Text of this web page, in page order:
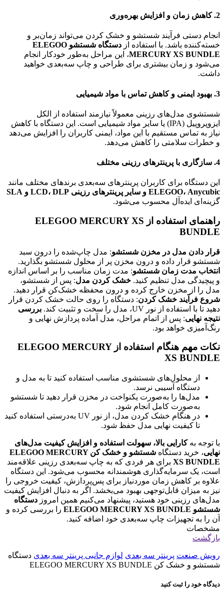
2. کاهش زمان و افزایش بهره‌وری
انجام دستی فرآیند شستشو و خشک کردن می‌تواند زمان‌بر و
خسته‌کننده باشد. با استفاده از
دستگاه شستشو ELEGOO
MERCURY XS BUNDLE، این مراحل به‌طور خودکار انجام
می‌شود و زمان بیشتری برای طراحی و چاپ سه‌بعدی خواهید
داشت.
3. بهبود ایمنی و کاهش تماس با مواد شیمیایی
شستشوی مدل‌های رزینی معمولاً نیازمند استفاده از الکل
ایزوپروپیل (IPA) یا سایر مواد شیمیایی است. این دستگاه با کاهش
نیاز به تماس مستقیم با این مواد، ایمنی کاربران را افزایش می‌دهد
و خطرات سلامتی را کاهش می‌دهد.
4. سازگاری با پرینترهای رزینی مختلف
این دستگاه برای کاربران پرینترهای سه‌بعدی برندهای مختلف مانند
ELEGOO، Anycubic و سایر پرینترهای رزینی LCD، DLP و SLA
گزینه‌ای ایده‌آل محسوب می‌شود.
راهنمای استفاده از ELEGOO MERCURY XS
BUNDLE
قرار دادن مدل در مخزن شستشو: مدل چاپ‌شده را درون سبد
شستشو قرار داده و درون مخزن پر از محلول شستشو بگذارید.
انتخاب مدت زمان شستشو: مدت زمان مناسب را بر اساس اندازه
و پیچیدگی مدل تنظیم کنید. خشک کردن مدل: پس از شستشو،
مدل را از مخزن خارج کرده و درون محفظه خشک‌کن قرار دهید.
شروع فرآیند خشک کردن: دستگاه را روی حالت خشک کردن قرار
دهید تا با استفاده از نور UV، مدل را سخت و تثبیت کند.
بررسی
نتیجه نهایی: پس از اتمام مراحل، مدل آماده پردازش نهایی و
رنگ‌آمیزی خواهد بود.
نکات مهم هنگام استفاده از ELEGOO MERCURY
XS BUNDLE
از محلول‌های شستشوی مناسب استفاده کنید تا به مدل و
دستگاه آسیبی نرسد.
مدل‌ها را به‌صورت یکنواخت در مخزن قرار دهید تا شستشو
به‌صورت کامل انجام شود.
در هنگام خشک کردن مدل، از نور UV به‌درستی استفاده کنید
تا کیفیت نهایی مدل حفظ شود.
با توجه بهکارایی بالا، سهولت استفاده و افزایش کیفیت مدل‌های
نهایی، خرید دستگاه
شستشو و خشک کن ELEGOO MERCURY
XS BUNDLE برای هر فردی که به چاپ سه‌بعدی رزینی علاقه‌مند
است، یک سرمایه‌گذاری هوشمندانه محسوب می‌شود. این دستگاه
علاوه بر کاهش زمان موردنیاز برای پس‌پردازش، کیفیت خروجی را
نیز به میزان قابل‌توجهی بهبود می‌بخشد. اگر به دنبال افزایش کیفیت
مدل‌های رزینی خود هستید، پیشنهاد می‌کنیم همین امروز دستگاه
شستشو ELEGOO MERCURY XS BUNDLE
را بررسی کرده و
آن را به تجهیزات چاپ سه‌بعدی خود اضافه کنید.
مشخصات
بازگشت
رویش صنعت پرینتر سه بعدی لوازم جانبی پرینتر سه بعدی دستگاه
شستشو و خشک کن ELEGOO MERCURY XS BUNDLE
دیدگاه خود را ثبت کنید